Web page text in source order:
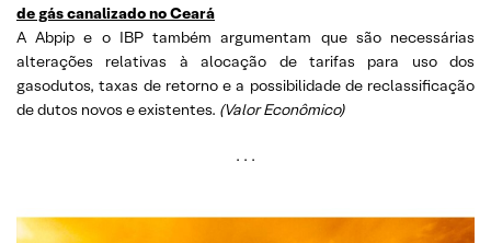
de gás canalizado no Ceará
A Abpip e o IBP também argumentam que são necessárias
alterações relativas à alocação de tarifas para uso dos
gasodutos, taxas de retorno e a possibilidade de reclassificação
de dutos novos e existentes. (Valor Econômico)
. . .